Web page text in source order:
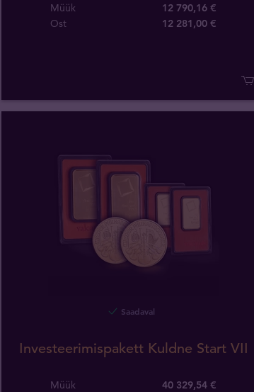
Müük
12 790,16 €
Ost
12 281,00 €
Saadaval
Investeerimispakett Kuldne Start VII
Müük
40 329,54 €